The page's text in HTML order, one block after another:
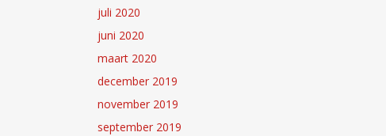
juli 2020
juni 2020
maart 2020
december 2019
november 2019
september 2019